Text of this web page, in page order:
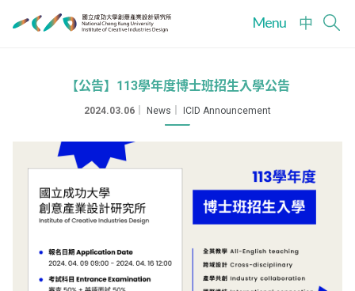
Menu 中
【公告】113學年度博士班招生入學公告
2024.03.06 News ICID Announcement